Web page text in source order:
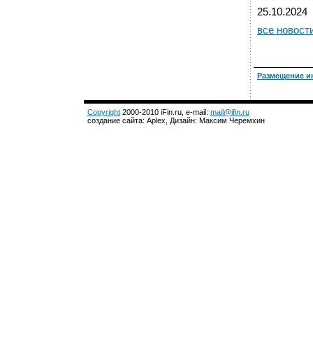
25.10.2024
все
Размещение
Copyright 2000-2010 iFin.ru, e-mail: mail@ifin.ru
создание сайта: Aplex, Дизайн: Максим Черемхин